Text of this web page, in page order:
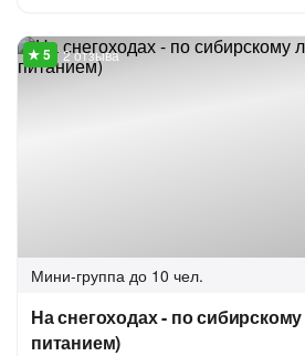
2 отзыва
Мини-группа до 10 чел.
На снегоходах - по
питанием)